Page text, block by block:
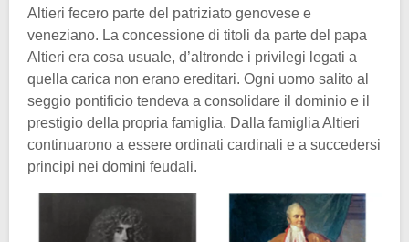
Altieri fecero parte del patriziato genovese e
veneziano. La concessione di titoli da parte del papa
Altieri era cosa usuale, d’altronde i privilegi legati a
quella carica non erano ereditari. Ogni uomo salito al
seggio pontificio tendeva a consolidare il dominio e il
prestigio della propria famiglia. Dalla famiglia Altieri
continuarono a essere ordinati cardinali e a succedersi
principi nei domini feudali.